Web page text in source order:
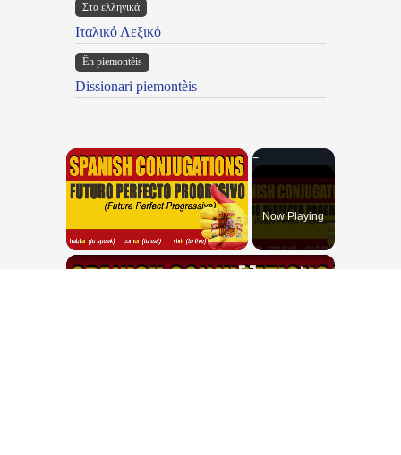
Στα ελληνικά
Ιταλικό Λεξικό
Ën piemontèis
Dissionari piemontèis
×
Unmute
Now Playing
×